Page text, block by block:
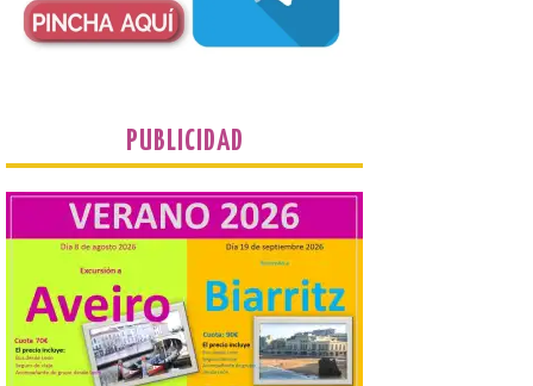
Nolan. La pieza de vídeo
reúne una selección de
obras relacionadas con la
cancela la temporada de
fuentes de La Granja ante
la escasez de agua
6 Ago 2026
Esta medida afecta a los
espectáculos nocturnos
de la Fuente Baños de
PUBLICIDAD